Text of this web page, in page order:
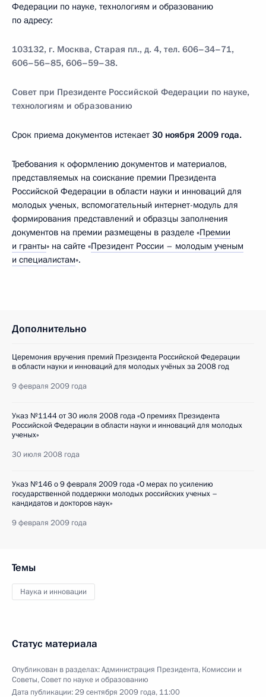
Федерации по науке, технологиям и образованию
по адресу:
103132, г. Москва, Старая пл., д. 4, тел. 606–34–71,
606–56–85, 606–59–38.
Совет при Президенте Российской Федерации по науке,
технологиям и образованию
Срок приема документов истекает 30 ноября 2009 года.
Требования к оформлению документов и материалов,
представляемых на соискание премии Президента
Российской Федерации в области науки и инноваций для
молодых ученых, вспомогательный интернет-модуль для
формирования представлений и образцы заполнения
документов на премии размещены в разделе «Премии
и гранты» на сайте «Президент России – молодым ученым
и специалистам».
Дополнительно
Церемония вручения премий Президента Российской Федерации
в области науки и инноваций для молодых учёных за 2008 год
9 февраля 2009 года
Указ №1144 от 30 июля 2008 года «О премиях Президента
Российской Федерации в области науки и инноваций для молодых
ученых»
30 июля 2008 года
Указ №146 о 9 февраля 2009 года «О мерах по усилению
государственной поддержки молодых российских ученых –
кандидатов и докторов наук»
9 февраля 2009 года
Темы
Наука и инновации
Статус материала
Опубликован в разделах:Администрация Президента, Комиссии и
Советы,Совет по науке и образованию
Дата публикации:29 сентября 2009 года, 11:00